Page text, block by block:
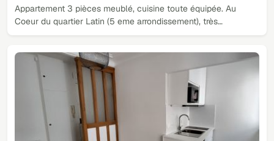
Appartement 3 pièces meublé, cuisine toute équipée. Au
Coeur du quartier Latin (5 eme arrondissement), très…